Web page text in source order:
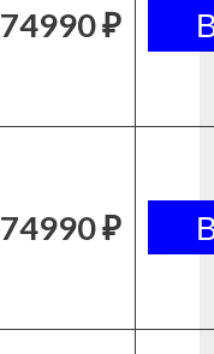
74990 ₽
74990 ₽